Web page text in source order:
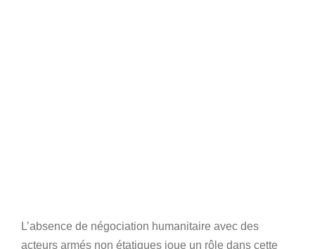
L’absence de négociation humanitaire avec des
acteurs armés non étatiques joue un rôle dans cette